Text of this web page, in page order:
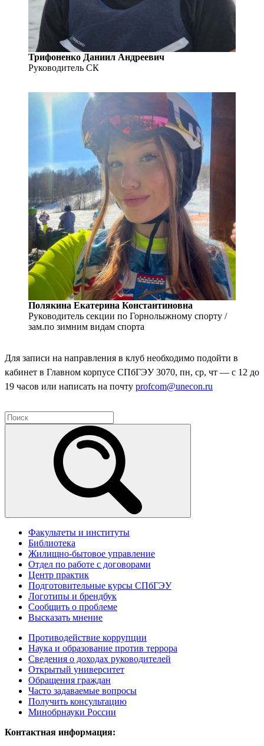
Трифоненко Даниил Андреевич
Руководитель СК
Полякина Екатерина Константиновна
Руководитель секции по Горнолыжному спорту /
зам.по зимним видам спорта
Для записи на направления в клуб необходимо подойти в
кабинет в Главном корпусе СПбГЭУ 3070, пн, ср, чт — с 12 до
19 часов или написать на почту profcom@unecon.ru
Факультеты и институты
Библиотека
Жилищно-бытовое управление
Отдел по работе с договорами
Центр практик
Подготовительные курсы СПбГЭУ
Логотипы и брендбук
Сообщить о проблеме
Высказать мнение
Противодействие коррупции
Наука и образование против террора
Сведения о доходах руководителей
Открытый университет
Обращения граждан
Часто задаваемые вопросы
Получить консультацию
Минобрнауки России
Контактная информация: